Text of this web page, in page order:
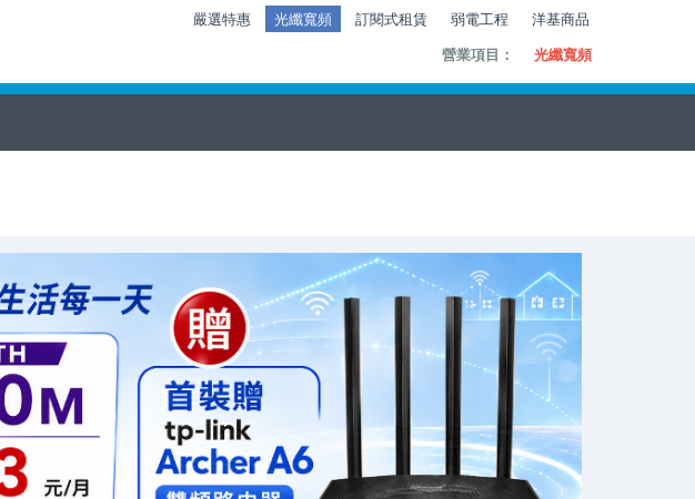
嚴選特惠 光纖寬頻 訂閱式租賃 弱電工程 洋基商品
營業項目： 光纖寬頻